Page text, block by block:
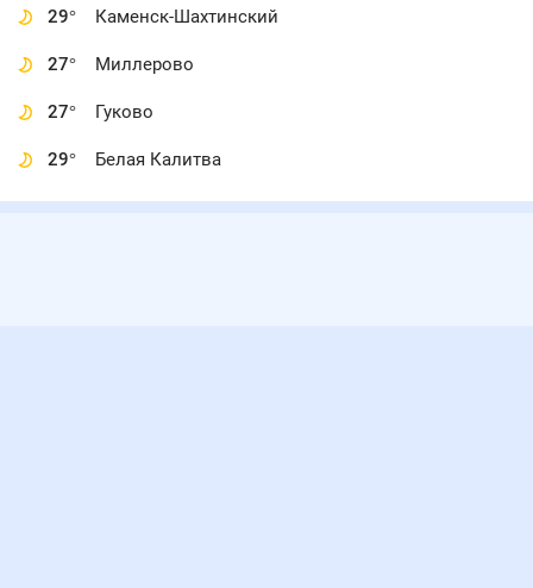
29° Каменск-Шахтинский
27° Миллерово
27° Гуково
29° Белая Калитва